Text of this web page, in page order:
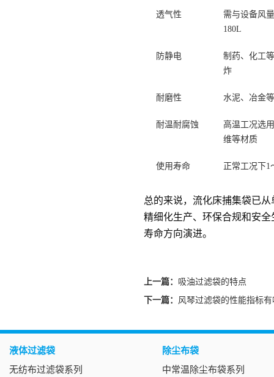
透气性
需与设备风
180L
防静电
制药、化工
炸
耐磨性 水泥、冶金
耐温耐腐蚀
高温工况选
维等材质
使用寿命 正常工况下1
总的来说，流化床捕集袋已
精细化生产、环保合规和安
寿命方向演进。
上一篇： 吸油过滤袋的特点
下一篇： 风琴过滤袋的性能指标
液体过滤袋
无纺布过滤袋系列
除尘布袋
中常温除尘布袋系列